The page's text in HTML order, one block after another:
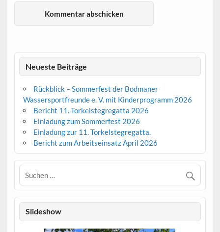
Neueste Beiträge
Rückblick – Sommerfest der Bodmaner
Wassersportfreunde e. V. mit Kinderprogramm 2026
Bericht 11. Torkelstegregatta 2026
Einladung zum Sommerfest 2026
Einladung zur 11. Torkelstegregatta.
Bericht zum Arbeitseinsatz April 2026
Slideshow